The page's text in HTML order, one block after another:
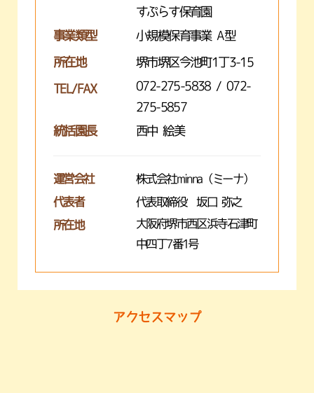
すぷらす保育園
事業類型
小規模保育事業 A型
所在地 堺市堺区今池町1丁3-15
TEL/FAX
072-275-5838 / 072-
275-5857
統括園長
西中 絵美
運営会社 株式会社minna（ミーナ）
代表者 代表取締役 坂口 弥之
所在地
大阪府堺市西区浜寺石津町
中四丁7番1号
アクセスマップ